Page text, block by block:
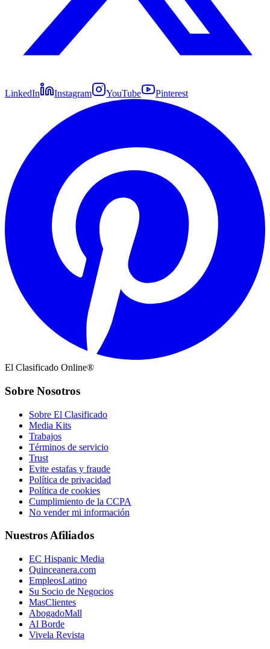
LinkedIn Instagram YouTube Pinterest
El Clasificado Online®
Sobre Nosotros
Sobre El Clasificado
Media Kits
Trabajos
Términos de servicio
Trust
Evite estafas y fraude
Política de privacidad
Política de cookies
Cumplimiento de la CCPA
No vender mi información
Nuestros Afiliados
EC Hispanic Media
Quinceanera.com
EmpleosLatino
Su Socio de Negocios
MasClientes
AbogadoMall
Al Borde
Vivela Revista